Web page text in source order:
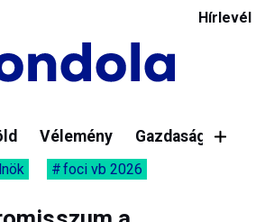
Hírlevél
Vélemény Gazdaság
foci vb 2026